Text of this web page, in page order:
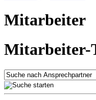
Mitarbeiter
Mitarbeiter-